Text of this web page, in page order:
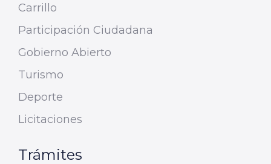
Carrillo
Participación Ciudadana
Gobierno Abierto
Turismo
Deporte
Licitaciones
Trámites